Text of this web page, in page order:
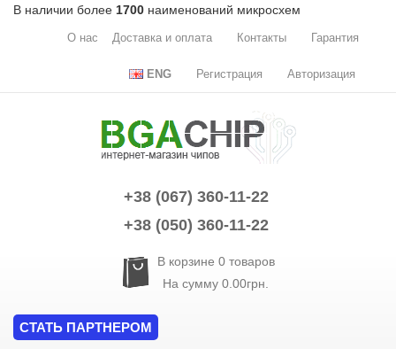
В наличии более 1700 наименований микросхем
О нас Доставка и оплата Контакты Гарантия
ENG Регистрация Авторизация
+38 (067) 360-11-22
+38 (050) 360-11-22
В корзине 0товаров
На сумму 0.00грн.
СТАТЬ ПАРТНЕРОМ